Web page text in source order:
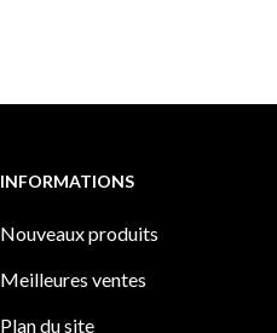
INFORMATIONS
Nouveaux produits
Meilleures ventes
Plan du site